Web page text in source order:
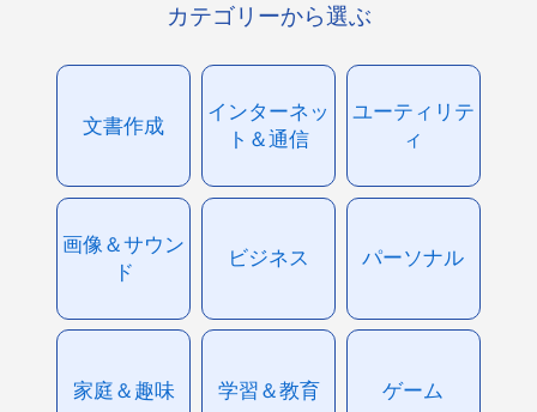
カテゴリーから選ぶ
文書作成
インターネッ
ト＆通信
ユーティリテ
ィ
画像＆サウン
ド
ビジネス パーソナル
家庭＆趣味 学習＆教育 ゲーム